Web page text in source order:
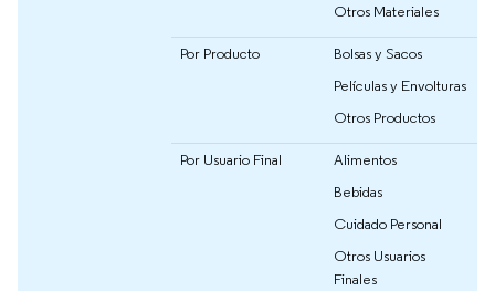
Otros Materiales
Por Producto
Bolsas y Sacos
Películas y Envolturas
Otros Productos
Por Usuario Final
Alimentos
Bebidas
Cuidado Personal
Otros Usuarios
Finales